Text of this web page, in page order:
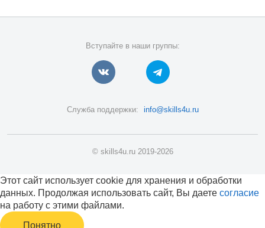
Вступайте в наши группы:
Служба поддержки: info@skills4u.ru
© skills4u.ru 2019-2026
Этот сайт использует cookie для хранения и обработки
данных. Продолжая использовать сайт, Вы даете согласие
на работу с этими файлами.
Понятно